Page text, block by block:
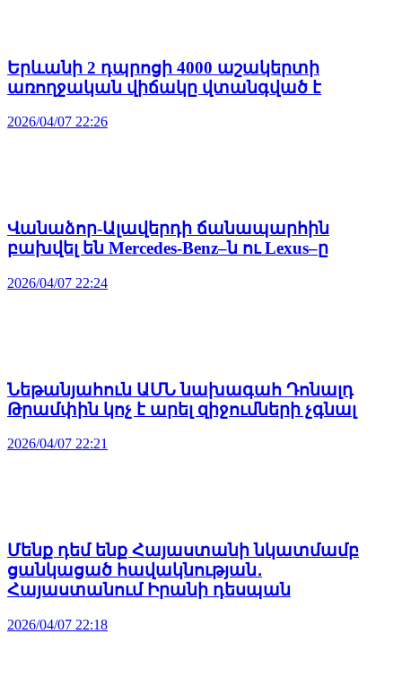
Երևանի 2 դպրոցի 4000 աշակերտի
առողջական վիճակը վտանգված է
2026/04/07 22:26
Վանաձոր-Ալավերդի ճանապարհին
բախվել են Mercedes-Benz–ն ու Lexus–ը
2026/04/07 22:24
Նեթանյահուն ԱՄՆ նախագահ Դոնալդ
Թրամփին կոչ է արել զիջումների չգնալ
2026/04/07 22:21
Մենք դեմ ենք Հայաստանի նկատմամբ
ցանկացած հավակնության․
Հայաստանում Իրանի դեսպան
2026/04/07 22:18